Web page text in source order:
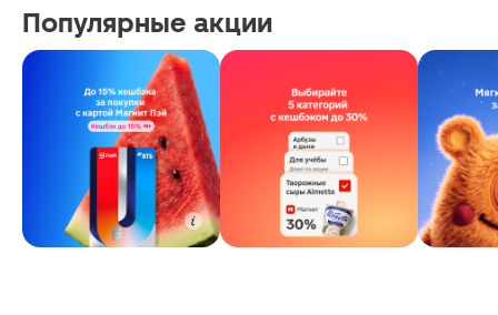
Популярные акции